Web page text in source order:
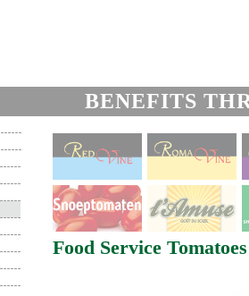
BENEFITS
Food Service Tomatoes